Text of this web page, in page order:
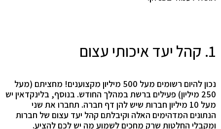
1. קהל יעד איכותי עצום
נכון להיום רשומים מעל 500 מיליון מקצוענים! מחציתם (מעל
250 מיליון) פעילים ברשת במהלך החודש. בנוסף, בלינקדאין יש
מעל 10 מיליון חברות שיש להן דף חברה. תחברו את שני
הנתונים המדהימים האלה וקיבלתם קהל יעד עצום של חברות
ומקבלי החלטות שרק מחכים לשמוע מה יש לכם להציע.